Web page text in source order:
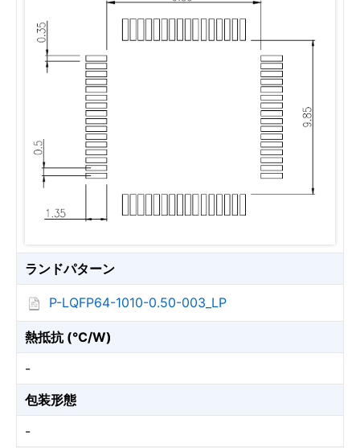
ランドパターン
P-LQFP64-1010-0.50-003_LP
熱抵抗 (℃/W)
-
包装形態
-